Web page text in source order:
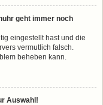
geht immer noch
eingestellt hast und die
vermutlich falsch.
beheben kann.
Auswahl!